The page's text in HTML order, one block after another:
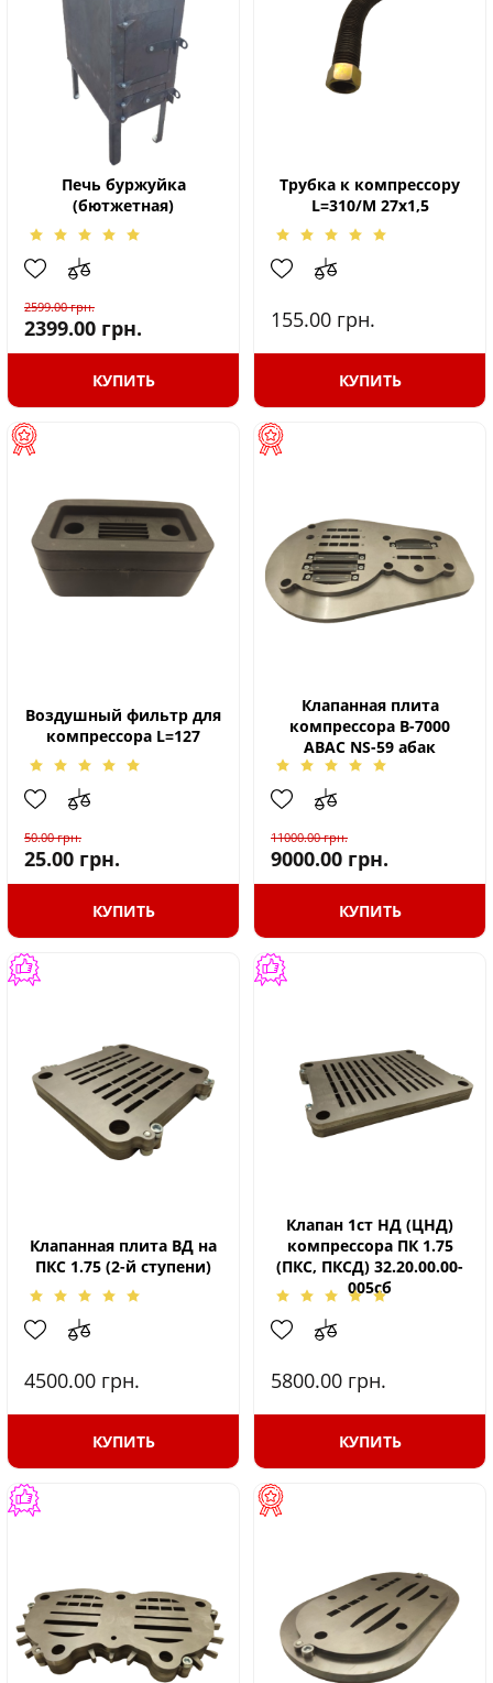
Печь буржуйка
(бютжетная)
2599.00грн.
2399.00 грн.
КУПИТЬ
Трубка к компрессору
L=310/M 27x1,5
155.00 грн.
КУПИТЬ
Воздушный фильтр для
компрессора L=127
50.00грн.
25.00 грн.
КУПИТЬ
Клапанная плита
компрессора B-7000
ABAC NS-59 абак
11000.00грн.
9000.00 грн.
КУПИТЬ
Клапанная плита ВД на
ПКС 1.75 (2-й ступени)
4500.00 грн.
КУПИТЬ
Клапан 1ст НД (ЦНД)
компрессора ПК 1.75
(ПКС, ПКСД) 32.20.00.00-
005сб
5800.00 грн.
КУПИТЬ